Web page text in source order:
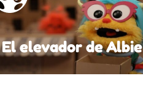
El elevador de Albie